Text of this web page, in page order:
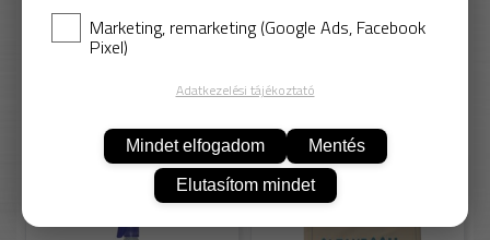
Ajánlott termékek
SUN-Tech70-Allinone Sun-CA-WIP0609
Marketing, remarketing (Google Ads, Facebook
Pixel)
Adatkezelési tájékoztató
Mindet elfogadom Mentés
Elutasítom mindet